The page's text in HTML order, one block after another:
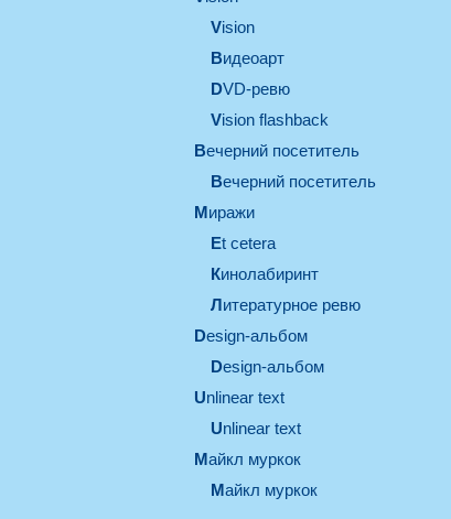
vision
видеоарт
DVD-ревю
Vision flashback
вечерний посетитель
вечерний посетитель
миражи
et cetera
кинолабиринт
литературное ревю
design-альбом
design-альбом
unlinear text
Unlinear text
майкл муркок
майкл муркок